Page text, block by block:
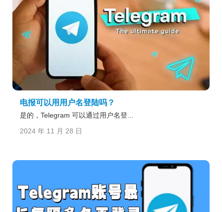
电报可以用用户名登陆吗？
是的，Telegram 可以通过用户名登...
2024 年 11 月 28 日